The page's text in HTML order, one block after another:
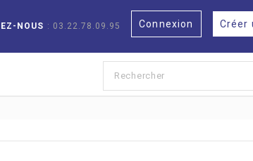
Créer
Connexion
NOUS : 03.22.78.09.95